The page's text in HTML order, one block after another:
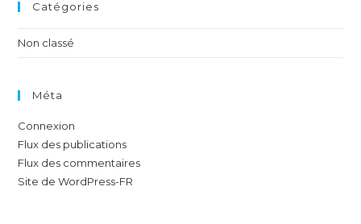
Catégories
Non classé
Méta
Connexion
Flux des publications
Flux des commentaires
Site de WordPress-FR